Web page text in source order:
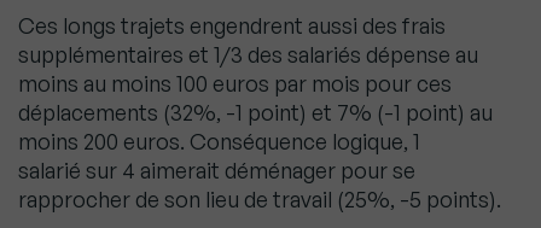
Ces longs trajets engendrent aussi des frais
supplémentaires et 1/3 des salariés dépense au
moins au moins 100 euros par mois pour ces
déplacements (32%, -1 point) et 7% (-1 point) au
moins 200 euros. Conséquence logique, 1
salarié sur 4 aimerait déménager pour se
rapprocher de son lieu de travail (25%, -5 points).